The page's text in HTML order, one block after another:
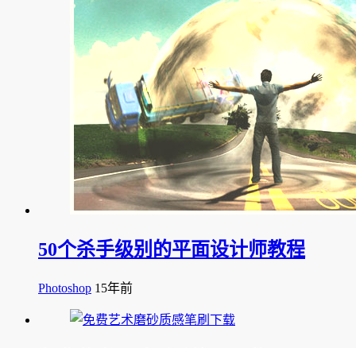
50个杀手级别的平面设计师教程
Photoshop 15年前